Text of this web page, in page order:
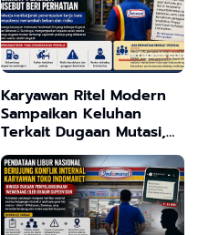
Karyawan Ritel Modern
Sampaikan Keluhan
Terkait Dugaan Mutasi,
Serikat Pekerja Disebut
Beri Perhatian